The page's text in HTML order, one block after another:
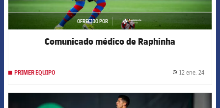
OFRECIDO POR
asistencia
Comunicado médico de Raphinha
PRIMER EQUIPO 12 ene. 24
FCB Barcelona badge